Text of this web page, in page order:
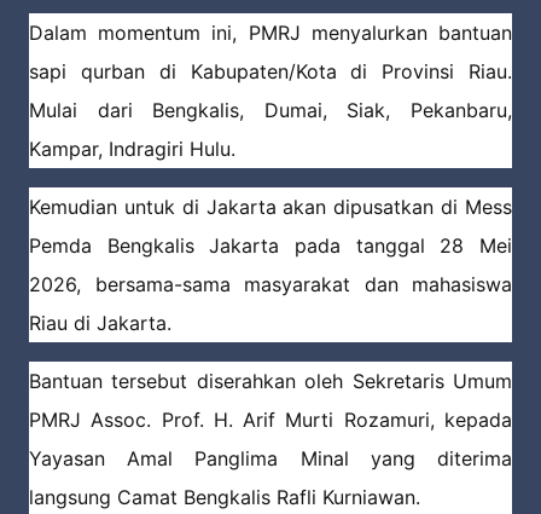
Dalam momentum ini, PMRJ menyalurkan bantuan
sapi qurban di Kabupaten/Kota di Provinsi Riau.
Mulai dari Bengkalis, Dumai, Siak, Pekanbaru,
Kampar, Indragiri Hulu.
Kemudian untuk di Jakarta akan dipusatkan di Mess
Pemda Bengkalis Jakarta pada tanggal 28 Mei
2026, bersama-sama masyarakat dan mahasiswa
Riau di Jakarta.
Bantuan tersebut diserahkan oleh Sekretaris Umum
PMRJ Assoc. Prof. H. Arif Murti Rozamuri, kepada
Yayasan Amal Panglima Minal yang diterima
langsung Camat Bengkalis Rafli Kurniawan.